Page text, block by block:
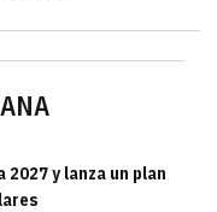
y lanza un plan